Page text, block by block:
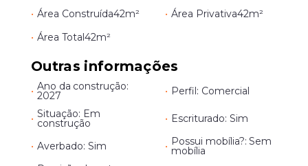
• Área Construída42m² • Área Privativa42m²
• Área Total42m²
Outras informações
• Ano da construção:
2027 • Perfil: Comercial
• Situação: Em
construção • Escriturado: Sim
• Averbado: Sim • Possui mobília?: Sem
mobília